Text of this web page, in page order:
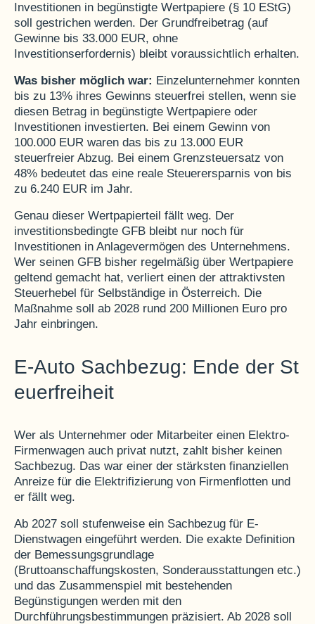
Investitionen in begünstigte Wertpapiere (§ 10 EStG)
soll gestrichen werden. Der Grundfreibetrag (auf
Gewinne bis 33.000 EUR, ohne
Investitionserfordernis) bleibt voraussichtlich erhalten.
Was bisher möglich war: Einzelunternehmer konnten
bis zu 13% ihres Gewinns steuerfrei stellen, wenn sie
diesen Betrag in begünstigte Wertpapiere oder
Investitionen investierten. Bei einem Gewinn von
100.000 EUR waren das bis zu 13.000 EUR
steuerfreier Abzug. Bei einem Grenzsteuersatz von
48% bedeutet das eine reale Steuerersparnis von bis
zu 6.240 EUR im Jahr.
Genau dieser Wertpapierteil fällt weg. Der
investitionsbedingte GFB bleibt nur noch für
Investitionen in Anlagevermögen des Unternehmens.
Wer seinen GFB bisher regelmäßig über Wertpapiere
geltend gemacht hat, verliert einen der attraktivsten
Steuerhebel für Selbständige in Österreich. Die
Maßnahme soll ab 2028 rund 200 Millionen Euro pro
Jahr einbringen.
E-Auto Sachbezug: Ende der St
euerfreiheit
Wer als Unternehmer oder Mitarbeiter einen Elektro-
Firmenwagen auch privat nutzt, zahlt bisher keinen
Sachbezug. Das war einer der stärksten finanziellen
Anreize für die Elektrifizierung von Firmenflotten und
er fällt weg.
Ab 2027 soll stufenweise ein Sachbezug für E-
Dienstwagen eingeführt werden. Die exakte Definition
der Bemessungsgrundlage
(Bruttoanschaffungskosten, Sonderausstattungen etc.)
und das Zusammenspiel mit bestehenden
Begünstigungen werden mit den
Durchführungsbestimmungen präzisiert. Ab 2028 soll